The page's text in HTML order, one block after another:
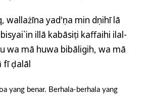
wallażīna yad'ụna min dụnihī lā
illā kabāsiṭi kaffaihi ilal-
wa mā huwa bibāligih, wa mā
fī ḍalāl
yang benar. Berhala-berhala yang